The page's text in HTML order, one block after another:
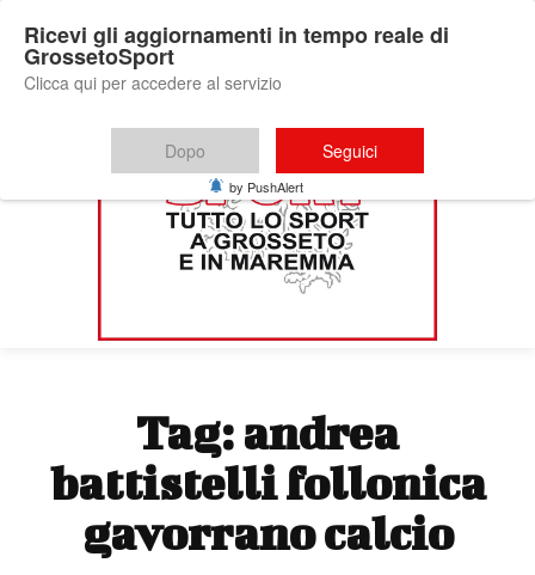
Tag: andrea
battistelli follonica
gavorrano calcio
Ricevi gli aggiornamenti in tempo reale di
GrossetoSport
Clicca qui per accedere al servizio
Dopo Seguici
by PushAlert